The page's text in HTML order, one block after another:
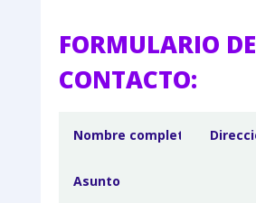
FORMULARIO DE
CONTACTO: